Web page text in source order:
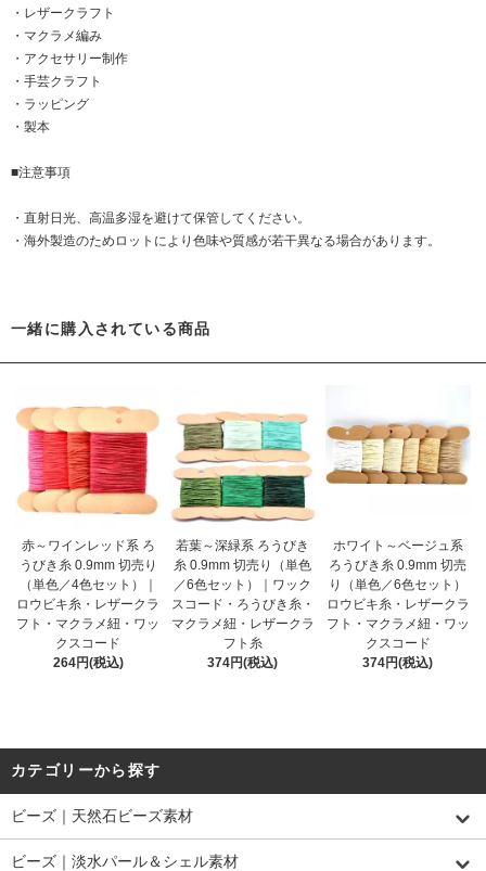
・レザークラフト
・マクラメ編み
・アクセサリー制作
・手芸クラフト
・ラッピング
・製本
■注意事項
・直射日光、高温多湿を避けて保管してください。
・海外製造のためロットにより色味や質感が若干異なる場合があります。
一緒に購入されている商品
赤～ワインレッド系 ろ
うびき糸 0.9mm 切売り
（単色／4色セット）｜
ロウビキ糸・レザークラ
フト・マクラメ紐・ワッ
クスコード
264円(税込)
若葉～深緑系 ろうびき
糸 0.9mm 切売り（単色
／6色セット）｜ワック
スコード・ろうびき糸・
マクラメ紐・レザークラ
フト糸
374円(税込)
ホワイト～ベージュ系
ろうびき糸 0.9mm 切売
り（単色／6色セット）
ロウビキ糸・レザークラ
フト・マクラメ紐・ワッ
クスコード
374円(税込)
カテゴリーから探す
ビーズ｜天然石ビーズ素材
ビーズ｜淡水パール＆シェル素材